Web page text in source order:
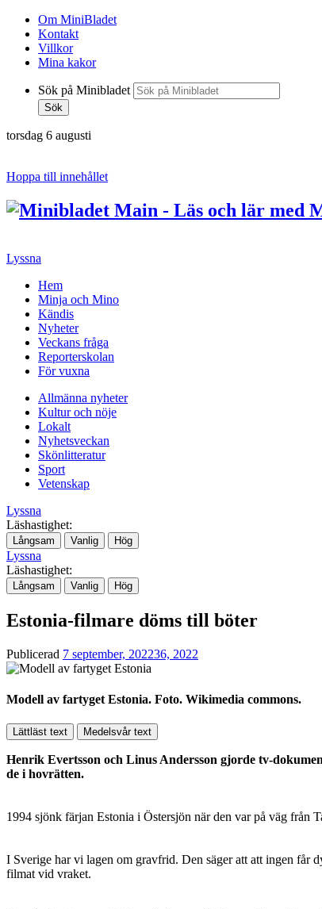
Om MiniBladet
Kontakt
Villkor
Mina kakor
Sök på Minibladet
Sök
torsdag 6 augusti
Hoppa till innehållet
Lyssna
Hem
Minja och Mino
Kändis
Nyheter
Veckans fråga
Reporterskolan
För vuxna
Allmänna nyheter
Kultur och nöje
Lokalt
Nyhetsveckan
Skönlitteratur
Sport
Vetenskap
Lyssna
Läshastighet:
Långsam Vanlig Hög
Lyssna
Läshastighet:
Långsam Vanlig Hög
Estonia-filmare döms till böter
Publicerad 7 september, 202236, 2022
Modell av fartyget Estonia. Foto. Wikimedia commons.
Lättläst text Medelsvår text
Henrik Evertsson och Linus Andersson gjorde tv-
de i hovrätten.
1994 sjönk färjan Estonia i Östersjön när den var på väg från
I Sverige har vi lagen om gravfrid. Den säger att att ingen får
filmat vid vraket.